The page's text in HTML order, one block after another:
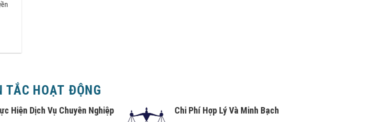
TẮC HOẠT ĐỘNG
Hiện Dịch Vụ Chuyên Nghiệp Chi Phí Hợp Lý Và Minh Bạch